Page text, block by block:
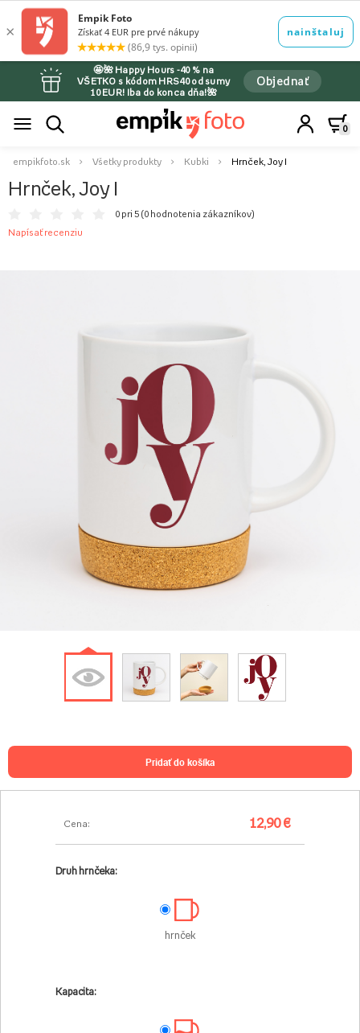
🤩🌺 Happy Hours -40 % na
VŠETKO s kódom HRS40 od sumy
10 EUR! Iba do konca dňa!🌺
Objednať
0
empikfoto.sk Všetky produkty Kubki Hrnček, Joy I
Hrnček, Joy I
0 pri 5 (0 hodnotenia zákazníkov)
Napísať recenziu
Cena: 12,90 €
Druh hrnčeka:
hrnček
Kapacita:
pridať do košíka